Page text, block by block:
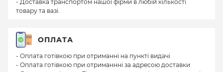
- Доставка транспортом нашої фірми в любій кількості
товару та вазі.
ОПЛАТА
- Оплата готівкою при отриманні на пункті видачі
- Оплата готівкою при отриманнні за адресою доставки